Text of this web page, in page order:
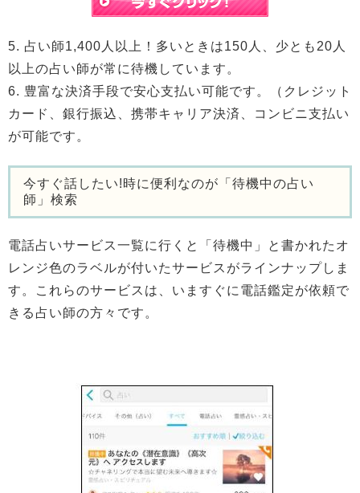
5. 占い師1,400人以上！多いときは150人、少とも20人
以上の占い師が常に待機しています。
6. 豊富な決済手段で安心支払い可能です。（クレジット
カード、銀行振込、携帯キャリア決済、コンビニ支払い
が可能です。
今すぐ話したい!時に便利なのが「待機中の占い
師」検索
電話占いサービス一覧に行くと「待機中」と書かれたオ
レンジ色のラベルが付いたサービスがラインナップしま
す。これらのサービスは、いますぐに電話鑑定が依頼で
きる占い師の方々です。